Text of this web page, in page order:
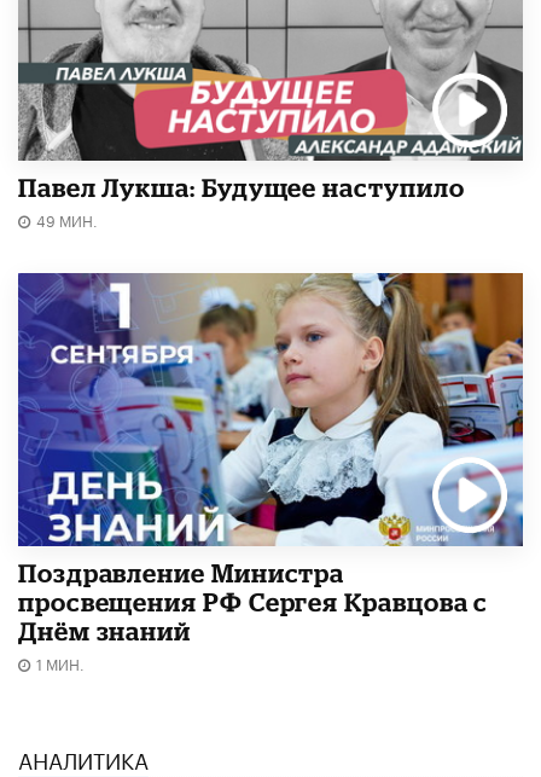
Павел Лукша: Будущее наступило
49 МИН.
Поздравление Министра
просвещения РФ Сергея Кравцова с
Днём знаний
1 МИН.
АНАЛИТИКА